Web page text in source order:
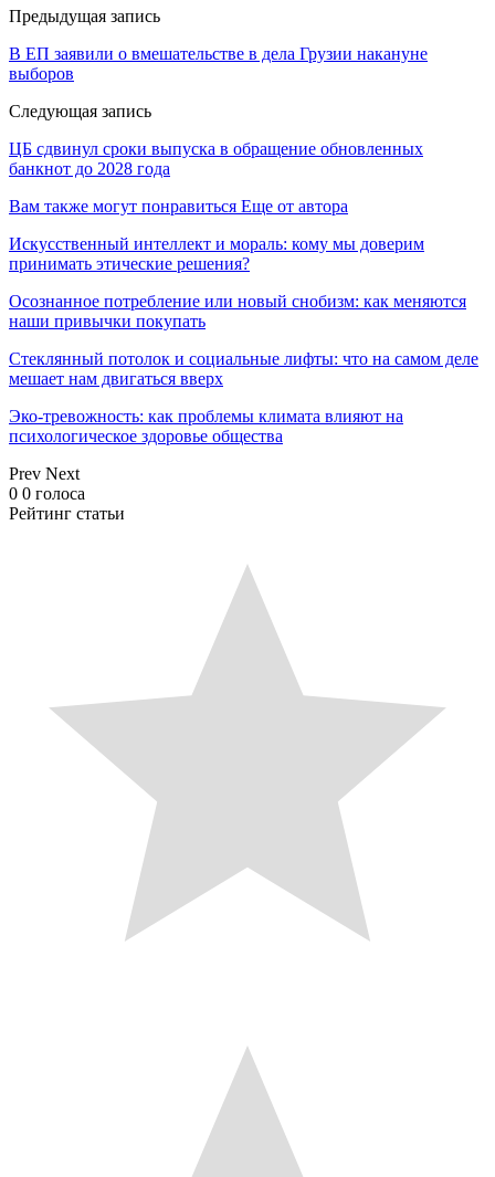
Предыдущая запись
В ЕП заявили о вмешательстве в дела Грузии накануне
выборов
Следующая запись
ЦБ сдвинул сроки выпуска в обращение обновленных
банкнот до 2028 года
Вам также могут понравиться Еще от автора
Искусственный интеллект и мораль: кому мы доверим
принимать этические решения?
Осознанное потребление или новый снобизм: как меняются
наши привычки покупать
Стеклянный потолок и социальные лифты: что на самом деле
мешает нам двигаться вверх
Эко-тревожность: как проблемы климата влияют на
психологическое здоровье общества
Prev Next
0 0 голоса
Рейтинг статьи